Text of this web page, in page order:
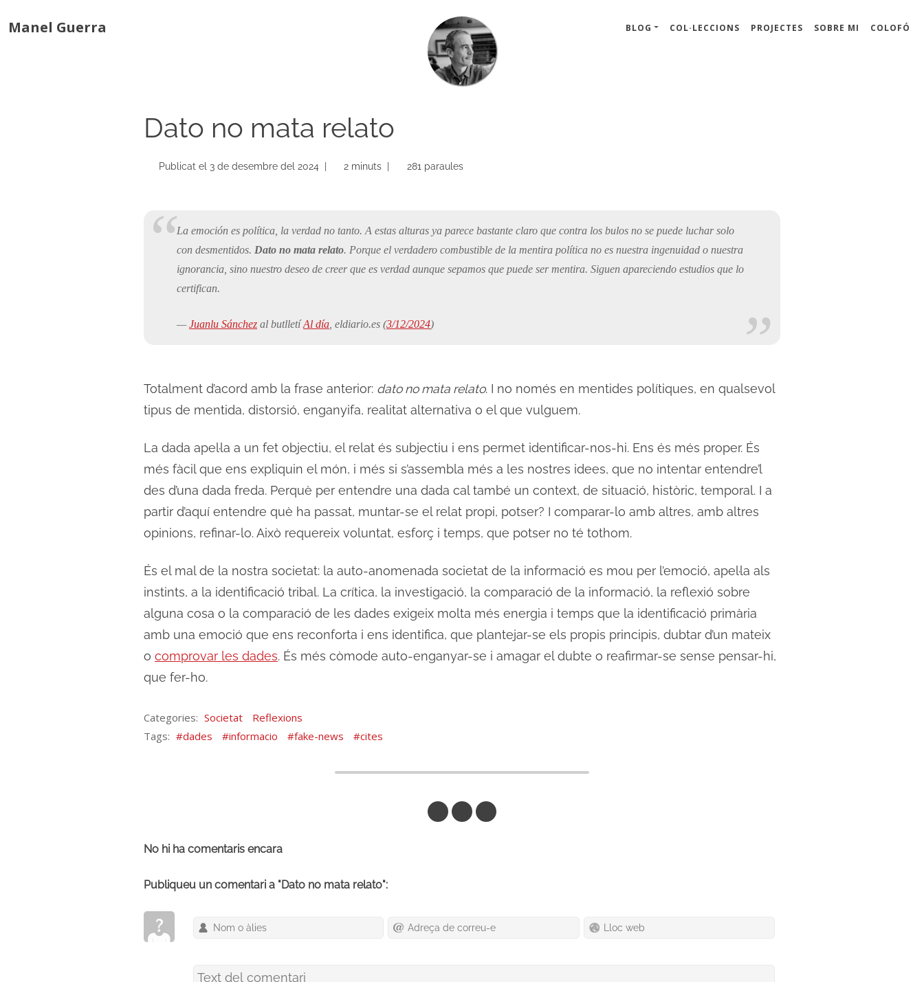
Manel Guerra BLOG COL·LECCIONS PROJECTES SOBRE MI COLOFÓ
Dato no mata relato
Publicat el 3 de desembre del 2024 | 2 minuts | 281 paraules
La emoción es política, la verdad no tanto. A estas alturas ya parece bastante claro que contra los bulos no se puede luchar solo
con desmentidos. Dato no mata relato. Porque el verdadero combustible de la mentira política no es nuestra ingenuidad o nuestra
ignorancia, sino nuestro deseo de creer que es verdad aunque sepamos que puede ser mentira. Siguen apareciendo estudios que lo
certifican.
—Juanlu Sánchez al butlletíAl día , eldiario.es (3/12/2024)
Totalment d’acord amb la frase anterior: dato no mata relato. I no només en mentides polítiques, en qualsevol
tipus de mentida, distorsió, enganyifa, realitat alternativa o el que vulguem.
La dada apel·la a un fet objectiu, el relat és subjectiu i ens permet identificar-nos-hi. Ens és més proper. És
més fàcil que ens expliquin el món, i més si s’assembla més a les nostres idees, que no intentar entendre’l
des d’una dada freda. Perquè per entendre una dada cal també un context, de situació, històric, temporal. I a
partir d’aquí entendre què ha passat, muntar-se el relat propi, potser? I comparar-lo amb altres, amb altres
opinions, refinar-lo. Això requereix voluntat, esforç i temps, que potser no té tothom.
És el mal de la nostra societat: la auto-anomenada societat de la informació es mou per l’emoció, apel·la als
instints, a la identificació tribal. La crítica, la investigació, la comparació de la informació, la reflexió sobre
alguna cosa o la comparació de les dades exigeix molta més energia i temps que la identificació primària
amb una emoció que ens reconforta i ens identifica, que plantejar-se els propis principis, dubtar d’un mateix
o comprovar les dades. És més còmode auto-enganyar-se i amagar el dubte o reafirmar-se sense pensar-hi,
que fer-ho.
Categories: Societat
Reflexions
Tags:
dades informacio fake-news cites
No hi ha comentaris encara
Publiqueu un comentari a "Dato no mata relato":